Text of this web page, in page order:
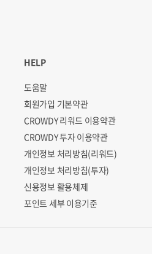
HELP
도움말
회원가입 기본약관
CROWDY 리워드 이용약관
CROWDY 투자 이용약관
개인정보 처리방침(리워드)
개인정보 처리방침(투자)
신용정보 활용체제
포인트 세부 이용기준